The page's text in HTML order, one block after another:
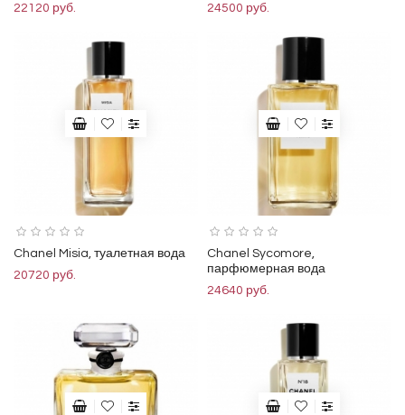
22120 руб.
24500 руб.
Chanel Misia, туалетная вода
20720 руб.
Chanel Sycomore,
парфюмерная вода
24640 руб.